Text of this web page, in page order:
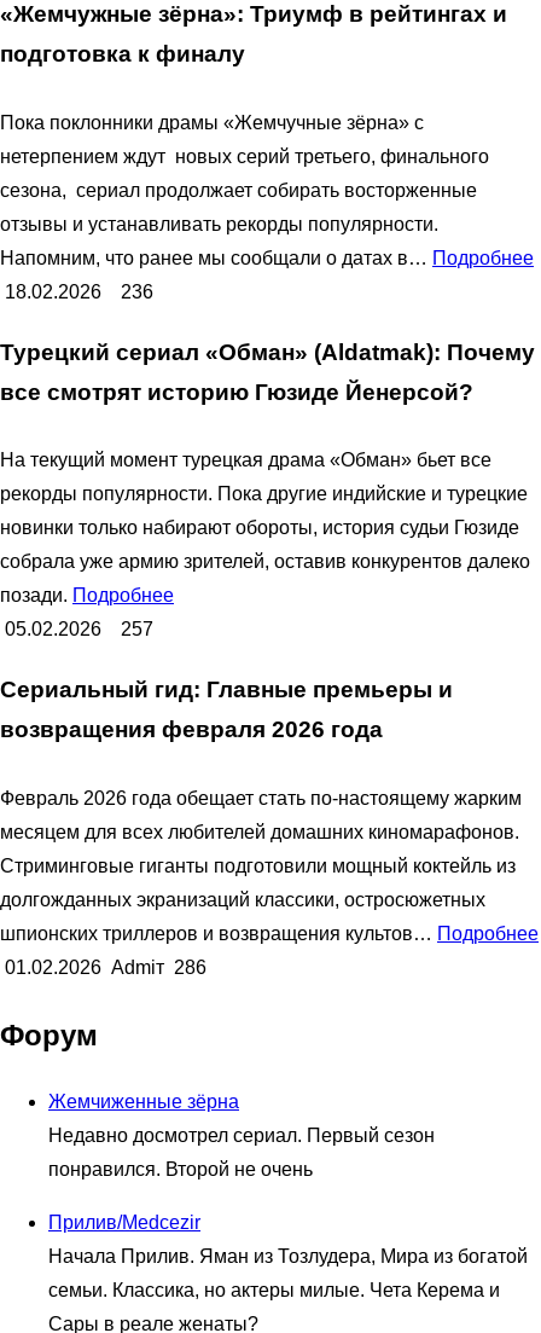
«Жемчужные зёрна»: Триумф в рейтингах и
подготовка к финалу
Пока поклонники драмы «Жемчучные зёрна» с
нетерпением ждут новых серий третьего, финального
сезона, сериал продолжает собирать восторженные
отзывы и устанавливать рекорды популярности.
Напомним, что ранее мы сообщали о датах в… Подробнее
18.02.2026
236
Турецкий сериал «Обман» (Aldatmak): Почему
все смотрят историю Гюзиде Йенерсой?
На текущий момент турецкая драма «Обман» бьет все
рекорды популярности. Пока другие индийские и турецкие
новинки только набирают обороты, история судьи Гюзиде
собрала уже армию зрителей, оставив конкурентов далеко
позади. Подробнее
05.02.2026
257
Сериальный гид: Главные премьеры и
возвращения февраля 2026 года
Февраль 2026 года обещает стать по-настоящему жарким
месяцем для всех любителей домашних киномарафонов.
Стриминговые гиганты подготовили мощный коктейль из
долгожданных экранизаций классики, остросюжетных
шпионских триллеров и возвращения культов… Подробнее
01.02.2026 Admiт 286
Форум
Жемчиженные зёрна
Недавно досмотрел сериал. Первый сезон
понравился. Второй не очень
Прилив/Medcezir
Начала Прилив. Яман из Тозлудера, Мира из богатой
семьи. Классика, но актеры милые. Чета Керема и
Сары в реале женаты?